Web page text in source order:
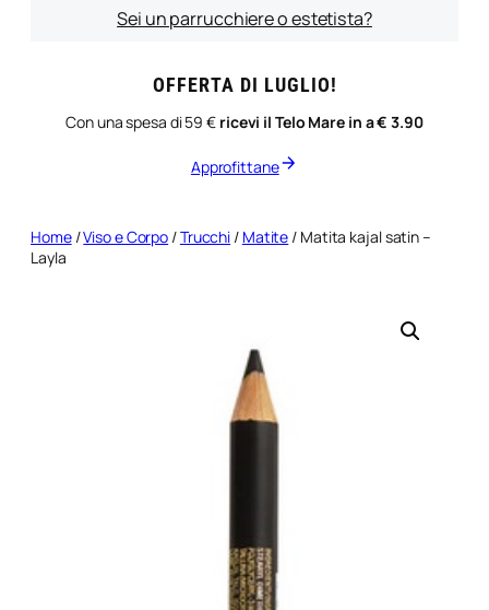
Sei un parrucchiere o estetista?
OFFERTA DI LUGLIO!
Con una spesa di 59 € ricevi il Telo Mare in a € 3.90
Approfittane
Home/Viso e Corpo /Trucchi / Matite / Matita kajal satin –
Layla